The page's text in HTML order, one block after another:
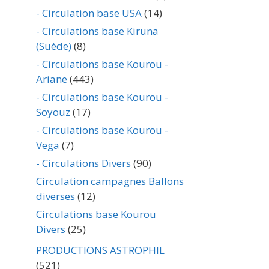
- Circulation base USA(14)
- Circulations base Kiruna
(Suède)(8)
- Circulations base Kourou -
Ariane(443)
- Circulations base Kourou -
Soyouz (17)
- Circulations base Kourou -
Vega (7)
- Circulations Divers (90)
Circulation campagnes Ballons
diverses (12)
Circulations base Kourou
Divers (25)
PRODUCTIONS ASTROPHIL
(521)